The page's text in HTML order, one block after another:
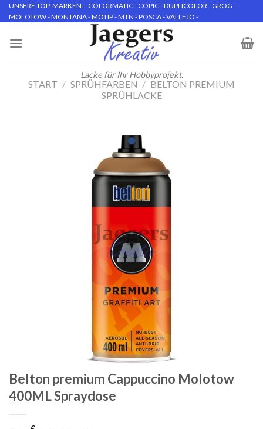
Skip
to
UNSERE TOP-MARKEN: - COLORMATIC - COPIC - DUPLICOLOR - GROG -
MOLOTOW - MONTANA - MOTIP - MTN - POSCA - VALLEJO -
Lacke für Ihr Hobbyprojekt.
START / SPRÜHFARBEN / BELTON PREMIUM
SPRÜHLACKE
Belton premium Cappuccino Molotow
400ML Spraydose